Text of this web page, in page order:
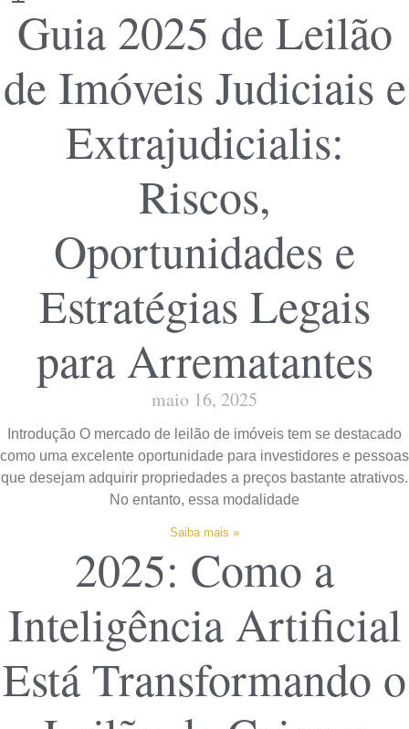
Guia 2025 de Leilão
de Imóveis Judiciais e
Extrajudicialis:
Riscos,
Oportunidades e
Estratégias Legais
para Arrematantes
maio 16, 2025
Introdução O mercado de leilão de imóveis tem se destacado
como uma excelente oportunidade para investidores e pessoas
que desejam adquirir propriedades a preços bastante atrativos.
No entanto, essa modalidade
Saiba mais »
2025: Como a
Inteligência Artificial
Está Transformando o